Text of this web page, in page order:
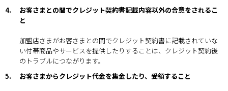
4.
お客さまとの間でクレジット契約書記載内容以外の合意をされるこ
と
加盟店さまがお客さまとの間でクレジット契約書に記載されていな
い付帯商品やサービスを提供したりすることは、クレジット契約後
のトラブルにつながります。
5.
お客さまからクレジット代金を集金したり、受領すること